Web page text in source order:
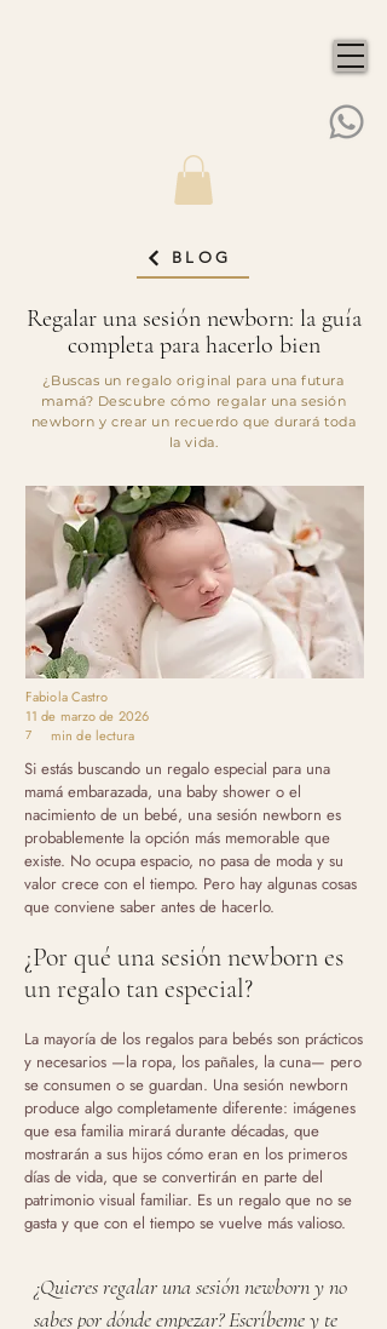
BLOG
Regalar una sesión newborn: la guía
completa para hacerlo bien
¿Buscas un regalo original para una futura
mamá? Descubre cómo regalar una sesión
newborn y crear un recuerdo que durará toda
la vida.
Fabiola Castro
11 de marzo de 2026
7 min de lectura
Si estás buscando un regalo especial para una
mamá embarazada, una baby shower o el
nacimiento de un bebé, una sesión newborn es
probablemente la opción más memorable que
existe. No ocupa espacio, no pasa de moda y su
valor crece con el tiempo. Pero hay algunas cosas
que conviene saber antes de hacerlo.
¿Por qué una sesión newborn es
un regalo tan especial?
La mayoría de los regalos para bebés son prácticos
y necesarios —la ropa, los pañales, la cuna— pero
se consumen o se guardan. Una sesión newborn
produce algo completamente diferente: imágenes
que esa familia mirará durante décadas, que
mostrarán a sus hijos cómo eran en los primeros
días de vida, que se convertirán en parte del
patrimonio visual familiar. Es un regalo que no se
gasta y que con el tiempo se vuelve más valioso.
¿Quieres regalar una sesión newborn y no
sabes por dónde empezar? Escríbeme y te